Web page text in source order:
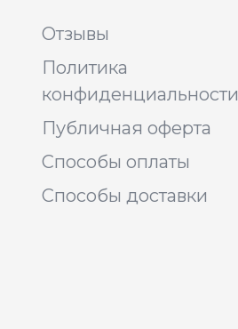
Отзывы
Политика
конфиденциальности
Публичная оферта
Способы оплаты
Способы доставки